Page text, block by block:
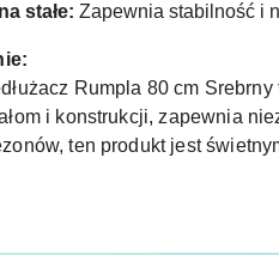
stałe: Zapewnia stabilność i
Rumpla 80 cm
i konstrukcji, zapewnia
ten produkt jest